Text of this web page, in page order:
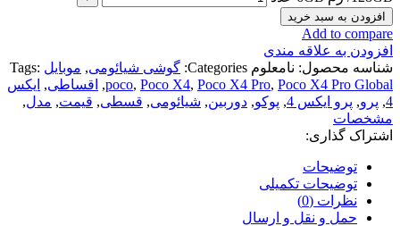
افزودن به سبد خرید
Add to compare
افزودن به علاقه مندی
شناسه محصول: نامعلوم Categories: گوشی شیائومی, موبایل Tags:
poco, Poco X4, Poco X4 Pro, Poco X4 Pro Global
, اقساطی, ایکس
4
, پرو, پرو ایکس 4 , پوکو, دوربین, شیائومی, قسطی, قیمت, مدل,
مشخصات
اشتراک گذاری:
توضیحات
توضیحات تکمیلی
نظرات (0)
حمل و نقل و ارسال